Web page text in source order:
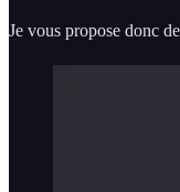
Je vous propose donc